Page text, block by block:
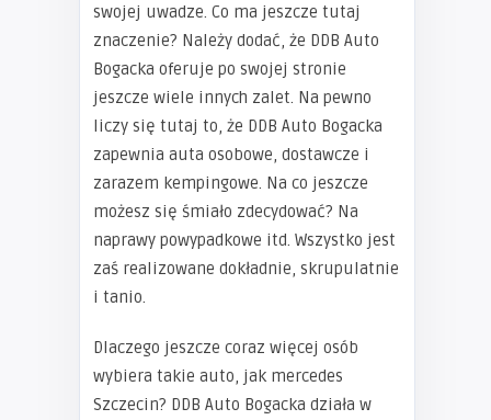
swojej uwadze. Co ma jeszcze tutaj
znaczenie? Należy dodać, że DDB Auto
Bogacka oferuje po swojej stronie
jeszcze wiele innych zalet. Na pewno
liczy się tutaj to, że DDB Auto Bogacka
zapewnia auta osobowe, dostawcze i
zarazem kempingowe. Na co jeszcze
możesz się śmiało zdecydować? Na
naprawy powypadkowe itd. Wszystko jest
zaś realizowane dokładnie, skrupulatnie
i tanio.
Dlaczego jeszcze coraz więcej osób
wybiera takie auto, jak mercedes
Szczecin? DDB Auto Bogacka działa w